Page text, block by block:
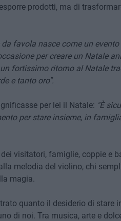
prodotti, ma di
da favola nasce come un
per creare un Natale
fortissimo ritorno al Natale
e tanto oro".
per lei il Natale: "È
per stare insieme, in
visitatori, famiglie, coppie e
melodia del violino, chi
magia.
quanto il desiderio di stare
di noi. Tra musica, arte e